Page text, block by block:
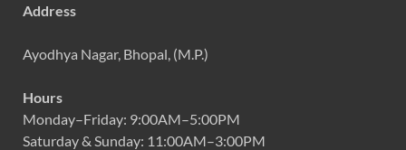
Address
Ayodhya Nagar, Bhopal, (M.P.)
Hours
Monday–Friday: 9:00AM–5:00PM
Saturday & Sunday: 11:00AM–3:00PM